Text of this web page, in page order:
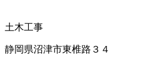
土木工事
静岡県沼津市東椎路３４